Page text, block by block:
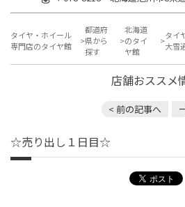
タイヤ・ホイール
専門店のタイヤ館
都道府
県から
探す
北海道
のタイ
ヤ館
タイ
大雪
店舗おススメ
< 前の記事へ
☆売り出し１日目☆